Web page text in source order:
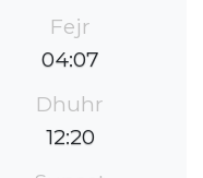
Fejr
04:07
Dhuhr
12:20